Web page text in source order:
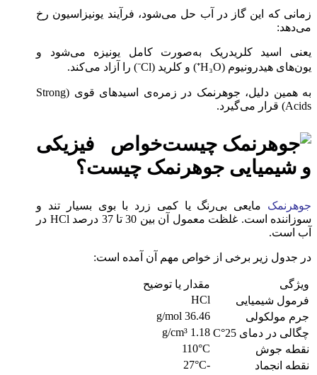
زمانی که این گاز در آب حل می‌شود، فرآیند یونیزاسیون رخ
می‌دهد:
یعنی اسید کلریدریک به‌صورت کامل یونیزه می‌شود و
یون‌های هیدرونیوم (H₃O⁺) و کلرید (Cl⁻) را آزاد می‌کند.
به همین دلیل، جوهرنمک در زمره‌ی اسیدهای قوی (Strong
Acids) قرار می‌گیرد.
خواص فیزیکی
و شیمیایی جوهرنمک چیست؟
جوهرنمک مایعی بی‌رنگ یا کمی زرد با بوی بسیار تند و
سوزاننده است. غلظت معمول آن بین 30 تا 37 درصد HCl در
آب است.
در جدول زیر برخی از خواص مهم آن آمده است:
ویژگی
مقدار یا توضیح
فرمول شیمیایی
HCl
جرم مولکولی
36.46 g/mol
چگالی در دمای 25°C
1.18 g/cm³
نقطه جوش
110°C
نقطه انجماد
-27°C